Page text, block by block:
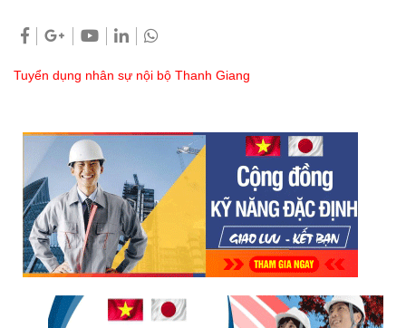
Tuyển dụng nhân sự nội bộ Thanh Giang